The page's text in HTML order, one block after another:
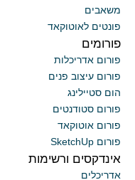
משאבים
פונטים לאוטוקאד
פורומים
פורום אדריכלות
פורום עיצוב פנים
הום סטיילינג
פורום סטודנטים
פורום אוטוקאד
פורום SketchUp
אינדקסים ורשימות
אדריכלים